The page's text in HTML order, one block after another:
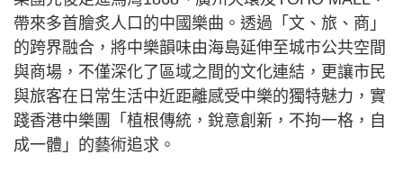
帶來多首膾炙人口的中國樂曲。透過「文、旅、商」
的跨界融合，將中樂韻味由海島延伸至城市公共空間
與商場，不僅深化了區域之間的文化連結，更讓市民
與旅客在日常生活中近距離感受中樂的獨特魅力，實
踐香港中樂團「植根傳統，銳意創新，不拘一格，自
成一體」的藝術追求。